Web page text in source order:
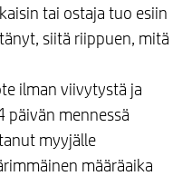
tai ostaja tuo esiin
siitä riippuen, mitä
ilman viivytystä ja
päivän mennessä
myyjälle
määräaika